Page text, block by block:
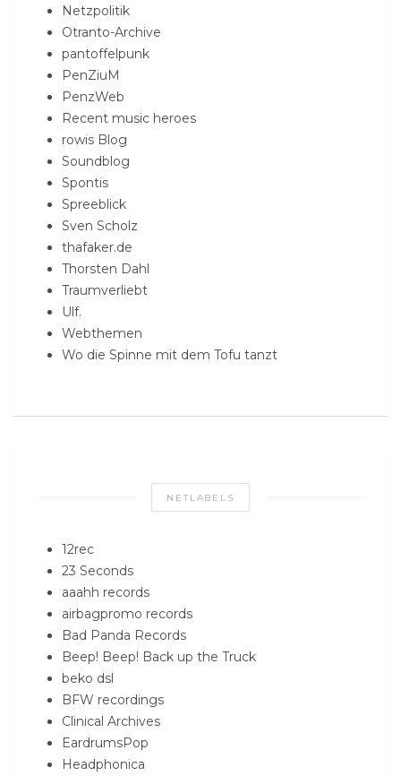
Netzpolitik
Otranto-Archive
pantoffelpunk
PenZiuM
PenzWeb
Recent music heroes
rowis Blog
Soundblog
Spontis
Spreeblick
Sven Scholz
thafaker.de
Thorsten Dahl
Traumverliebt
Ulf.
Webthemen
Wo die Spinne mit dem Tofu tanzt
NETLABELS
12rec
23 Seconds
aaahh records
airbagpromo records
Bad Panda Records
Beep! Beep! Back up the Truck
beko dsl
BFW recordings
Clinical Archives
EardrumsPop
Headphonica